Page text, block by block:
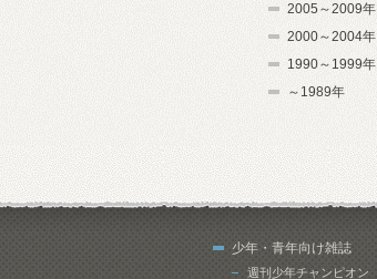
2005～2009年
2000～2004年
1990～1999年
～1989年
少年・青年向け雑誌
週刊少年チャンピオン